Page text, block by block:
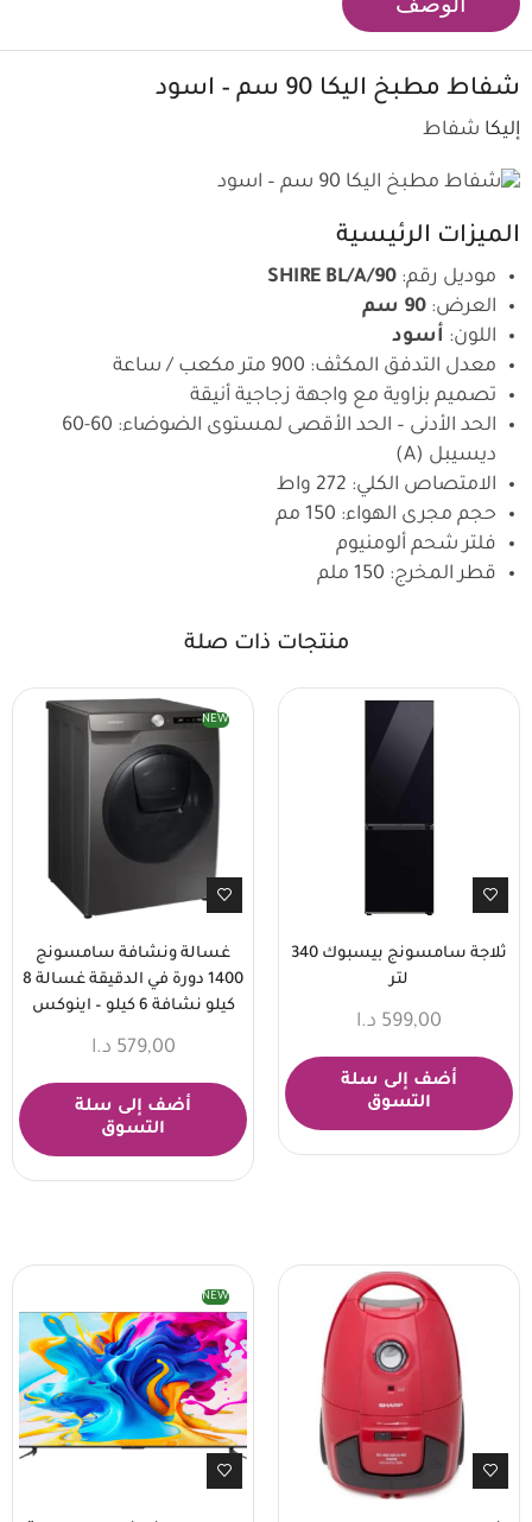
شفاط مطبخ اليكا
إليكا شفاط
الميزات الرئيسية
موديل رقم: SHIRE BL/A/90
العرض: 90 سم
اللون: أسود
معدل التدفق المكثف: 900 متر مكعب / ساعة
تصميم بزاوية مع واجهة زجاجية أنيقة
الحد الأدنى – الحد الأقصى لمستوى الضوضاء: 60-60
ديسيبل (A)
الامتصاص الكلي: 272 واط
حجم مجرى الهواء: 150 مم
فلتر شحم ألومنيوم
قطر المخرج: 150 ملم
منتجات ذات صلة
ثلاجة سامسونج بيسبوك 340
لتر
599,00 د.ا
أضف إلى سلة
التسوق
NEW
غسالة ونشافة سامسونج
1400 دورة في الدقيقة غسالة 8
كيلو نشافة 6 كيلو – اينوكس
579,00 د.ا
أضف إلى سلة
التسوق
NEW